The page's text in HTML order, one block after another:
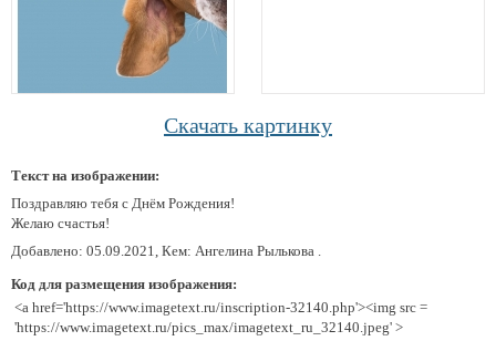
Скачать картинку
Текст на изображении:
Поздравляю тебя с Днём Рождения!
Желаю счастья!
Добавлено: 05.09.2021, Кем: Ангелина Рылькова .
Код для размещения изображения:
<a href='https://www.imagetext.ru/inscription-32140.php'><img src =
'https://www.imagetext.ru/pics_max/imagetext_ru_32140.jpeg' >